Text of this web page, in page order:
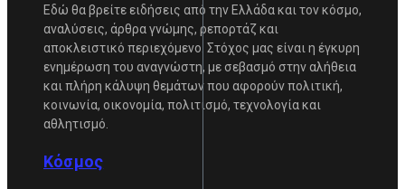
Εδώ θα βρείτε ειδήσεις από την Ελλάδα και τον κόσμο,
αναλύσεις, άρθρα γνώμης, ρεπορτάζ και
αποκλειστικό περιεχόμενο. Στόχος μας είναι η έγκυρη
ενημέρωση του αναγνώστη, με σεβασμό στην αλήθεια
και πλήρη κάλυψη θεμάτων που αφορούν πολιτική,
κοινωνία, οικονομία, πολιτισμό, τεχνολογία και
αθλητισμό.
Κόσμος